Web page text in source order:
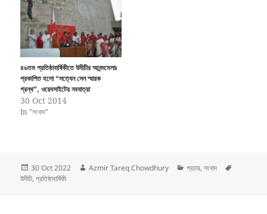
৪৬তম প্রতিষ্ঠাবার্ষিকীতে উদীচীর আনন্দমেলাঃ
প্রকাশিত হলো “সত্যেন সেন স্মারক
গ্রন্থ”, ওয়েবসাইটের নবযাত্রা
30 Oct 2014
In "সংবাদ"
Posted
on
30 Oct 2022 Author
Azmir Tareq Chowdhury Categories
প্রচার,সংবাদ
উদীচী,প্রতিষ্ঠাবার্ষিকী